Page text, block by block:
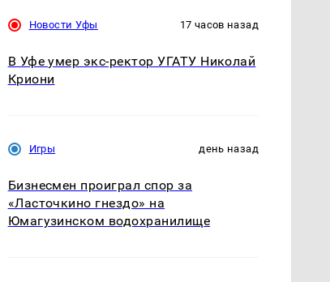
Новости Уфы 17 часов назад
В Уфе умер экс-ректор УГАТУ Николай
Криони
Игры день назад
Бизнесмен проиграл спор за
«Ласточкино гнездо» на
Юмагузинском водохранилище